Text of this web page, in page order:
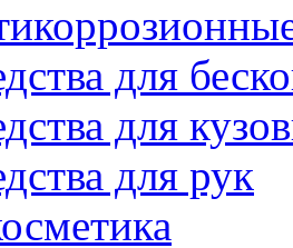
для
для
для рук